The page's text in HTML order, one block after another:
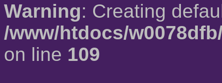
Warning: Creating
/www/htdocs/
on line 109